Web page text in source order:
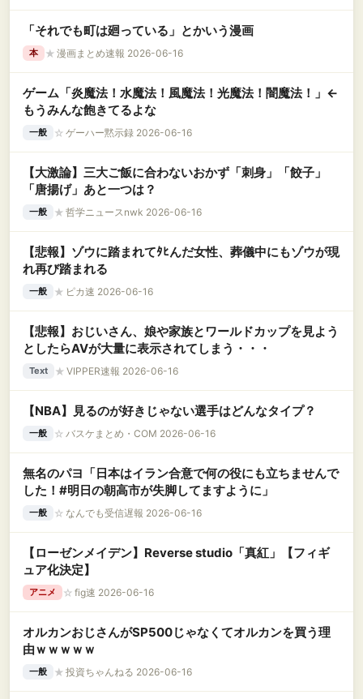
「それでも町は廻っている」とかいう漫画
本 ★ 漫画まとめ速報 2026-06-16
ゲーム「炎魔法！水魔法！風魔法！光魔法！闇魔法！」←
もうみんな飽きてるよな
一般 ☆ ゲーハー黙示録 2026-06-16
【大激論】三大ご飯に合わないおかず「刺身」「餃子」
「唐揚げ」あと一つは？
一般 ★ 哲学ニュースnwk 2026-06-16
【悲報】ゾウに踏まれてﾀﾋんだ女性、葬儀中にもゾウが現
れ再び踏まれる
一般 ★ ピカ速 2026-06-16
【悲報】おじいさん、娘や家族とワールドカップを見よう
としたらAVが大量に表示されてしまう・・・
Text ★ VIPPER速報 2026-06-16
【NBA】見るのが好きじゃない選手はどんなタイプ？
一般 ☆ バスケまとめ・COM 2026-06-16
無名のパヨ「日本はイラン合意で何の役にも立ちませんで
した！#明日の朝高市が失脚してますように」
一般 ☆ なんでも受信遅報 2026-06-16
【ローゼンメイデン】Reverse studio「真紅」【フィギ
ュア化決定】
アニメ ☆ fig速 2026-06-16
オルカンおじさんがSP500じゃなくてオルカンを買う理
由ｗｗｗｗｗ
一般 ★ 投資ちゃんねる 2026-06-16